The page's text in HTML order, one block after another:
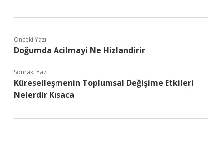
Önceki Yazı
Doğumda Acilmayi Ne Hizlandirir
Sonraki Yazı
Küreselleşmenin Toplumsal Değişime Etkileri
Nelerdir Kısaca